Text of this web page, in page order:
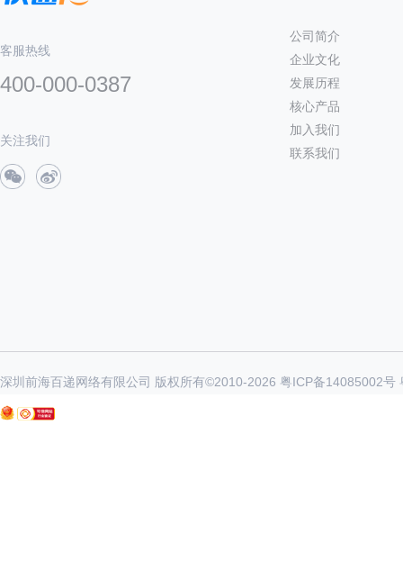
客服热线
400-000-0387
关注我们
公司简介
企业文化
发展历程
核心产品
加入我们
联系我们
深圳前海百递网络有限公司 版权所有©2010-2026 粤ICP备14085002号